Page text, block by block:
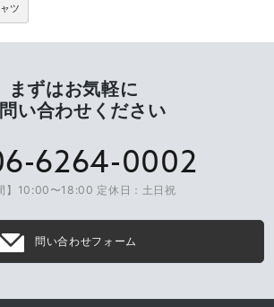
ツ
まずはお気軽に
い合わせください
6264-0002
】10:00〜18:00 定休日：土日祝
問い合わせフォーム